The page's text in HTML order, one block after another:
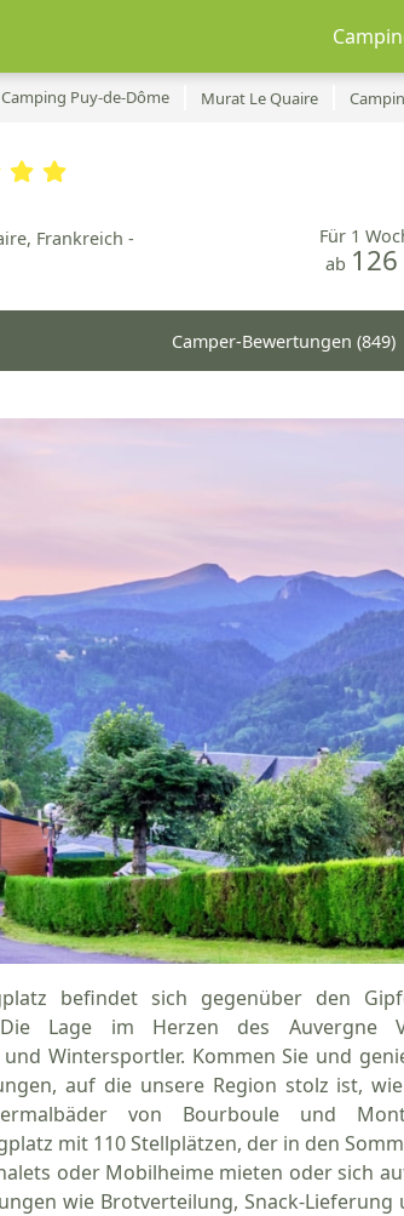
Camping Puy-de-Dôme Murat Le Quaire
Frankreich -
Für 1
ab
Camper-Bewertungen (849)
befindet sich gegenüber den
Die Lage im Herzen des Auvergne
Wintersportler. Kommen Sie und
auf die unsere Region stolz ist,
von Bourboule und
mit 110 Stellplätzen, der in den
oder Mobilheime mieten oder sich
wie Brotverteilung, Snack-